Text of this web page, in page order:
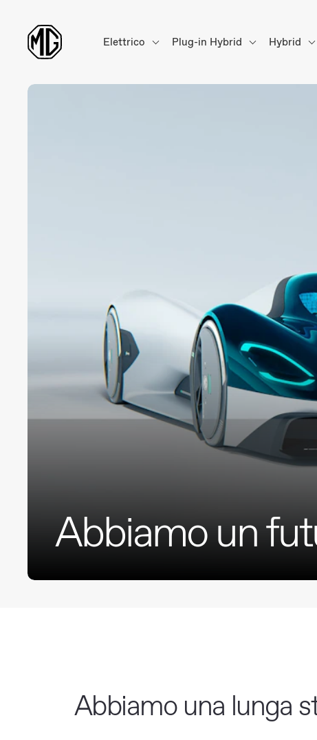
Elettrico Plug-in Hybrid Hybrid
Abbiamo un
Abbiamo una lunga